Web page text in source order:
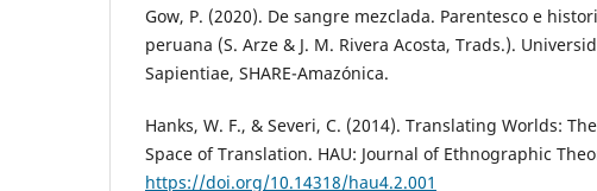
Gow, P. (2020). De sangre mezclada. Parentesco e
peruana (S. Arze & J. M. Rivera Acosta, Trads.).
Sapientiae, SHARE-Amazónica.
Hanks, W. F., & Severi, C. (2014). Translating Worlds:
Space of Translation. HAU: Journal of Ethnographic
https://doi.org/10.14318/hau4.2.001